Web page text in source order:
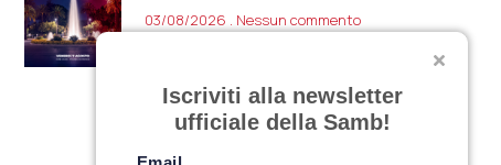
03/08/2026 Nessun commento
Iscriviti alla newsletter
ufficiale della Samb!